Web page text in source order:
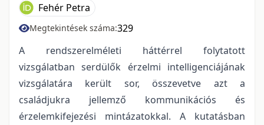
Fehér Petra
Megtekintések száma:329
A rendszerelméleti háttérrel folytatott
vizsgálatban serdülők érzelmi intelligenciájának
vizsgálatára került sor, összevetve azt a
családjukra jellemző kommunikációs és
érzelemkifejezési mintázatokkal. A kutatásban